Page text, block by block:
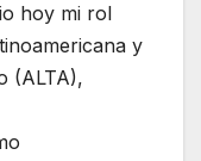
hoy mi rol
y
(ALTA),